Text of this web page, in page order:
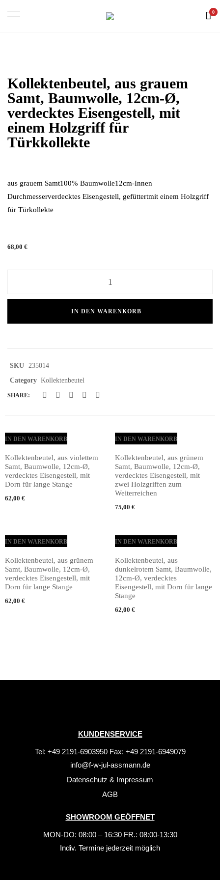
0
Kollektenbeutel, aus grauem
Samt, Baumwolle, 12cm-Ø,
verdecktes Eisengestell, mit
einem Holzgriff für
Türkkollekte
aus grauem Samt100% Baumwolle12cm-Innen
Durchmesserverdecktes Eisengestell, gefüttertmit einem Holzgriff
für Türkollekte
68,00 €
IN DEN WARENKORB
SKU 235014
Category Kollektenbeutel
SHARE:
IN DEN WARENKORB
Kollektenbeutel, aus violettem
Samt, Baumwolle, 12cm-Ø,
verdecktes Eisengestell, mit
Dorn für lange Stange
62,00 €
IN DEN WARENKORB
Kollektenbeutel, aus grünem
Samt, Baumwolle, 12cm-Ø,
verdecktes Eisengestell, mit
zwei Holzgriffen zum
Weiterreichen
75,00 €
IN DEN WARENKORB
Kollektenbeutel, aus grünem
Samt, Baumwolle, 12cm-Ø,
verdecktes Eisengestell, mit
Dorn für lange Stange
62,00 €
IN DEN WARENKORB
Kollektenbeutel, aus
dunkelrotem Samt, Baumwolle,
12cm-Ø, verdecktes
Eisengestell, mit Dorn für lange
Stange
62,00 €
KUNDENSERVICE
Tel: +49 2191-6903950 Fax: +49 2191-6949079
info@f-w-jul-assmann.de
Datenschutz & Impressum
AGB
SHOWROOM GEÖFFNET
MON-DO: 08:00 – 16:30 FR.: 08:00-13:30
Indiv. Termine jederzeit möglich